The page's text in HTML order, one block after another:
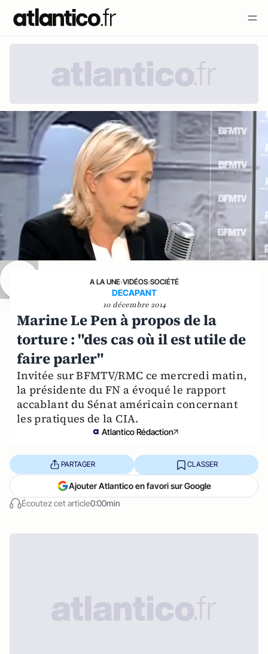
A LA UNE›VIDÉOS›SOCIÉTÉ
DECAPANT
10 décembre 2014
Marine Le Pen à propos de la
torture : "des cas où il est utile de
faire parler"
Invitée sur BFMTV/RMC ce mercredi matin,
la présidente du FN a évoqué le rapport
accablant du Sénat américain concernant
les pratiques de la CIA.
Atlantico Rédaction
Écoutez cet article0:00min
PARTAGER CLASSER
Ajouter Atlantico en favori sur Google